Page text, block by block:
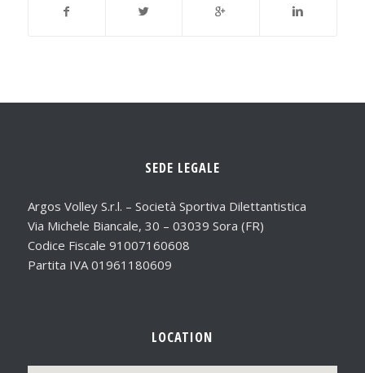
SEDE LEGALE
Argos Volley S.r.l. – Società Sportiva Dilettantistica
Via Michele Biancale, 30 – 03039 Sora (FR)
Codice Fiscale 91007160608
Partita IVA 01961180609
LOCATION